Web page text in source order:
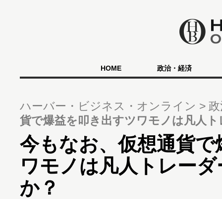
HOME 政治・経済
ハーバー・ビジネス・オンライン
貨で爆益を叩き出すツワモノは凡人
今もなお、仮想通貨
ワモノは凡人トレー
か？